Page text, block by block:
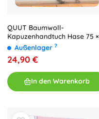
QUUT Baumwoll-
Kapuzenhandtuch Hase 75 ×
75 cm
Außenlager ?
24,90 €
In den Warenkorb